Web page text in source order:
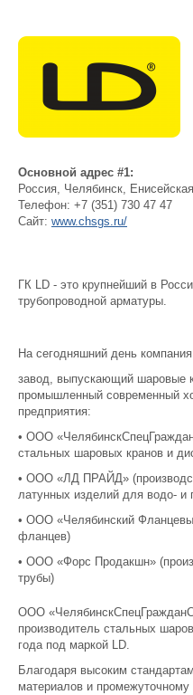
Основной адрес #1:
Россия, Челябинск,
Телефон: +7 (351) 730 47 47
Сайт: www.chsgs.ru/
ГК LD - это крупнейший в
трубопроводной арматуры.
На сегодняшний день
завод, выпускающий шаровые
промышленный современный
предприятия:
• ООО
стальных шаровых кранов и
• ООО «ЛД ПРАЙД»
латунных изделий для водо- и
• ООО «Челябинский
фланцев)
• ООО «Форс Продакшн»
трубы)
ООО
производитель стальных
года под маркой LD.
Благодаря высоким
материалов и